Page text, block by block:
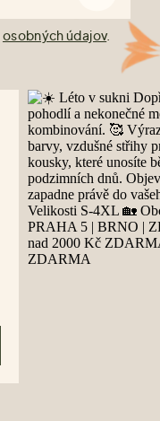
osobných údajov.